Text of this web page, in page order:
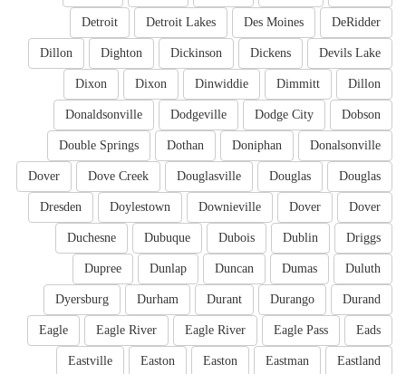
DeRidder
Des Moines
Detroit Lakes
Detroit
Devils Lake
Dickens
Dickinson
Dighton
Dillon
Dillon
Dimmitt
Dinwiddie
Dixon
Dixon
Dobson
Dodge City
Dodgeville
Donaldsonville
Donalsonville
Doniphan
Dothan
Double Springs
Douglas
Douglas
Douglasville
Dove Creek
Dover
Dover
Dover
Downieville
Doylestown
Dresden
Driggs
Dublin
Dubois
Dubuque
Duchesne
Duluth
Dumas
Duncan
Dunlap
Dupree
Durand
Durango
Durant
Durham
Dyersburg
Eads
Eagle Pass
Eagle River
Eagle River
Eagle
Eastland
Eastman
Easton
Easton
Eastville